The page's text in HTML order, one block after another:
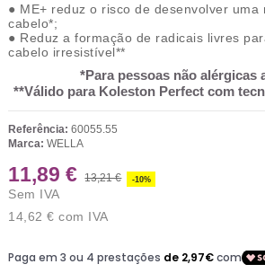
● ME+ reduz o risco de desenvolver
cabelo*;
● Reduz a formação de radicais livres
cabelo irresistível**
*Para pessoas não alérgicas
**Válido para Koleston Perfect com
Referência: 60055.55
Marca: WELLA
11,89 € 13,21 € -10%
Sem IVA
14,62 € com IVA